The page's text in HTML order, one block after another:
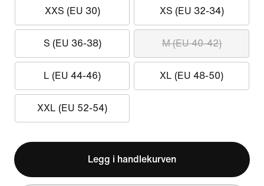
XXS (EU 30) XS (EU 32-34)
S (EU 36-38) M (EU 40-42)
L (EU 44-46) XL (EU 48-50)
XXL (EU 52-54)
Legg i handlekurven